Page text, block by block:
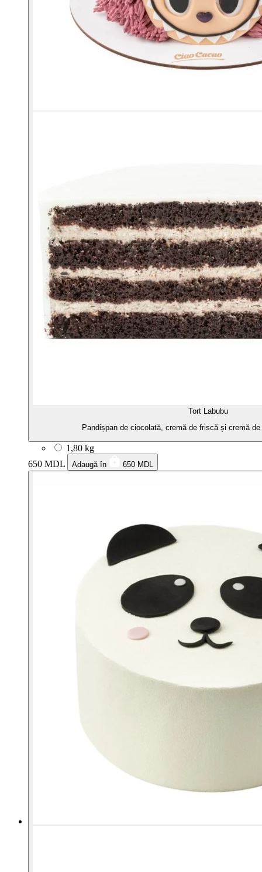
Tort Labubu
Pandișpan de ciocolată, cremă de friscă și cremă
1,80 kg
650 MDL
Adaugă în 650 MDL